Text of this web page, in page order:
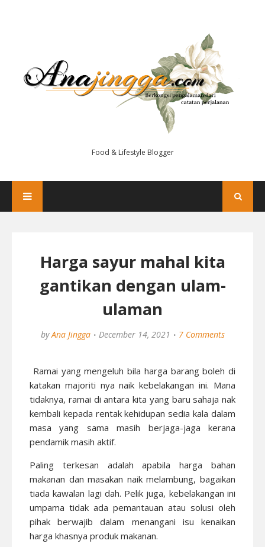
Food & Lifestyle Blogger
Harga sayur mahal kita
gantikan dengan ulam-
ulaman
by Ana Jingga December 14, 2021 7 Comments
Ramai yang mengeluh bila harga barang boleh di
katakan majoriti nya naik kebelakangan ini. Mana
tidaknya, ramai di antara kita yang baru sahaja nak
kembali kepada rentak kehidupan sedia kala dalam
masa yang sama masih berjaga-jaga kerana
pendamik masih aktif.
Paling terkesan adalah apabila harga bahan
makanan dan masakan naik melambung, bagaikan
tiada kawalan lagi dah. Pelik juga, kebelakangan ini
umpama tidak ada pemantauan atau solusi oleh
pihak berwajib dalam menangani isu kenaikan
harga khasnya produk makanan.